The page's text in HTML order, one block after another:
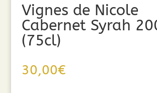
Vignes de Nicole
Cabernet Syrah
(75cl)
30,00€